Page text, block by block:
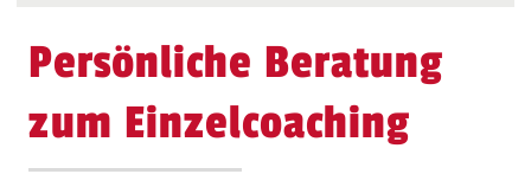
Persönliche Beratung
zum Einzelcoaching